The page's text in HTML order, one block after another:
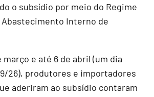
o subsídio por meio do Regime
Interno de
março e até 6 de abril (um dia
26), produtores e importadores
aderiram ao subsídio contaram